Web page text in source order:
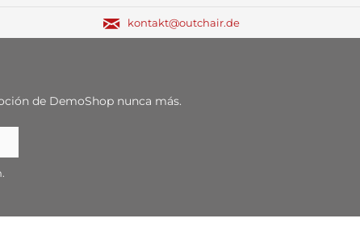
kontakt@outchair.de
de DemoShop nunca más.